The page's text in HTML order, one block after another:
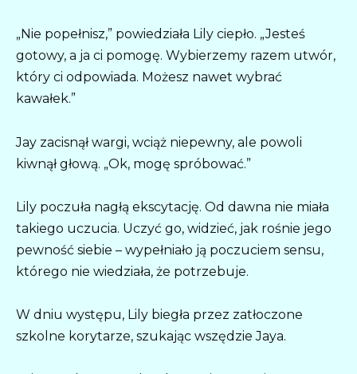
„Nie popełnisz,” powiedziała Lily ciepło. „Jesteś
gotowy, a ja ci pomogę. Wybierzemy razem utwór,
który ci odpowiada. Możesz nawet wybrać
kawałek.”
Jay zacisnął wargi, wciąż niepewny, ale powoli
kiwnął głową. „Ok, mogę spróbować.”
Lily poczuła nagłą ekscytację. Od dawna nie miała
takiego uczucia. Uczyć go, widzieć, jak rośnie jego
pewność siebie – wypełniało ją poczuciem sensu,
którego nie wiedziała, że potrzebuje.
W dniu występu, Lily biegła przez zatłoczone
szkolne korytarze, szukając wszędzie Jaya.